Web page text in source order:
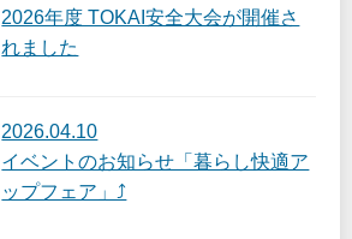
2026年度 TOKAI安全大会が開催さ
れました
2026.04.10
イベントのお知らせ「暮らし快適ア
ップフェア」⤴